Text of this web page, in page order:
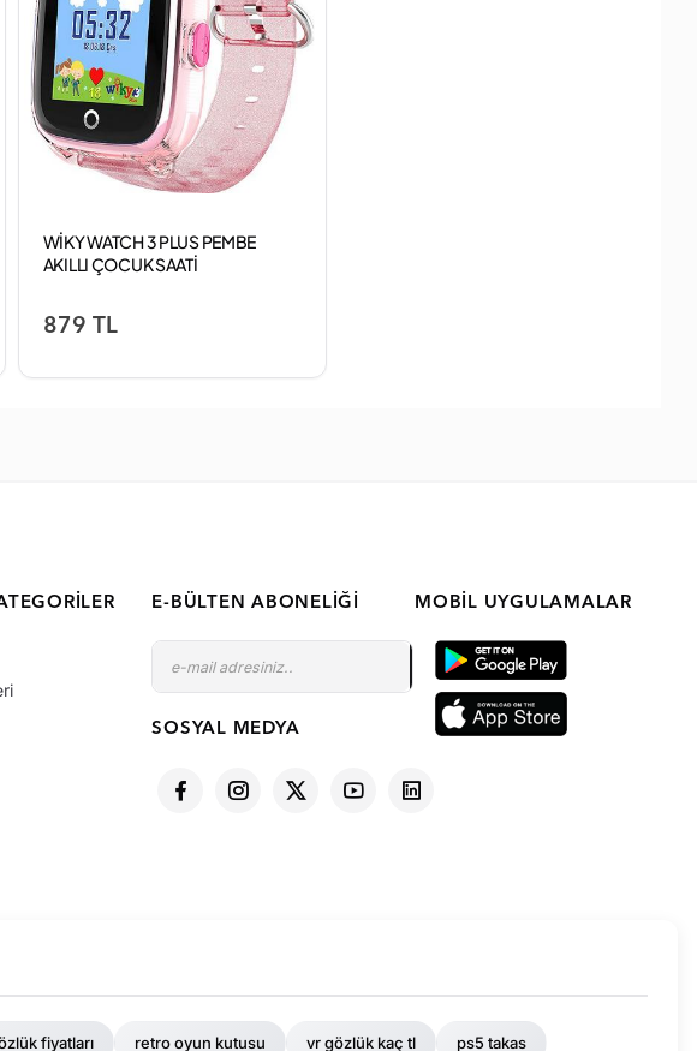
WİKY WATCH 3 PLUS PEMBE
AKILLI ÇOCUK SAATİ
879 TL
E-BÜLTEN ABONELIĞI
SOSYAL MEDYA
MOBIL UYGULAMALAR
fiyatları retro oyun kutusu vr gözlük kaç tl ps5 takas